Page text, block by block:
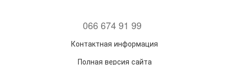
066 674 91 99
Контактная информация
Полная версия сайта